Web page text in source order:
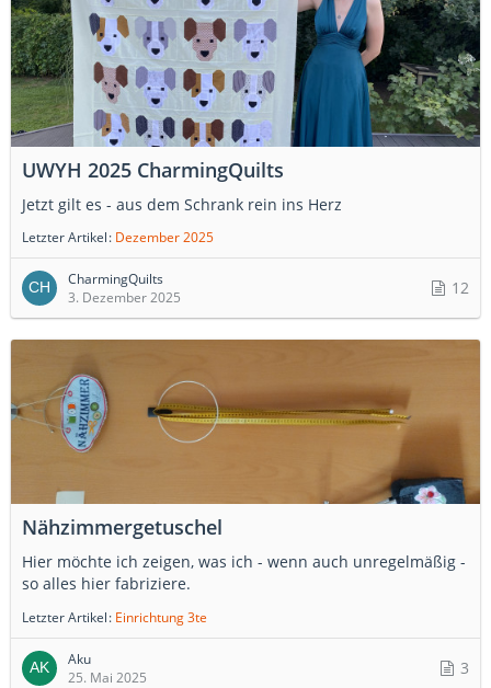
UWYH 2025 CharmingQuilts
Jetzt gilt es - aus dem Schrank rein ins Herz
Letzter Artikel Dezember 2025
CharmingQuilts
3. Dezember 2025
12
Nähzimmergetuschel
Hier möchte ich zeigen, was ich - wenn auch unregelmäßig -
so alles hier fabriziere.
Letzter Artikel Einrichtung 3te
Aku
25. Mai 2025
3